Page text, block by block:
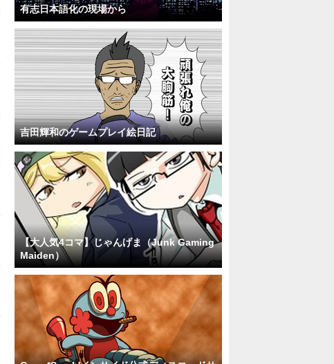
有志日本語化の現場から
吉田輝和のゲームプレイ絵日記
【大人気4コマ】じゃんげま（Junk Gaming
Maiden）